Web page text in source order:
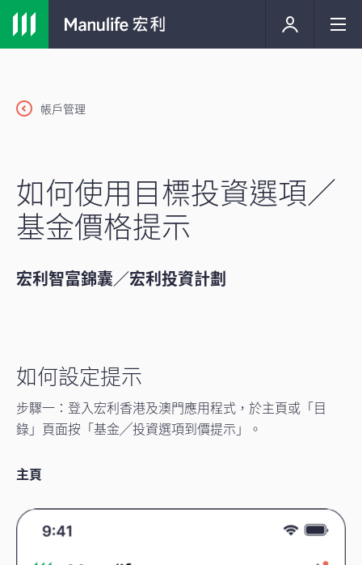
帳戶管理
如何使用目標投資選項／
基金價格提示
宏利智富錦囊／宏利投資計劃
如何設定提示
步驟一：登入宏利香港及澳門應用程式，於主頁或「目
錄」頁面按「基金╱投資選項到價提示」。
主頁